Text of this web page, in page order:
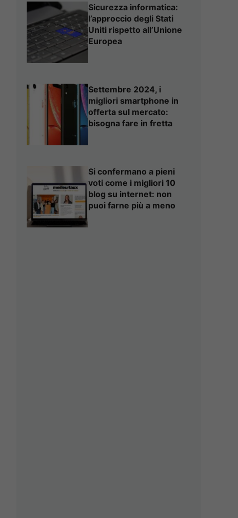
Sicurezza informatica:
l’approccio degli Stati
Uniti rispetto all’Unione
Europea
Settembre 2024, i
migliori smartphone in
offerta sul mercato:
bisogna fare in fretta
Si confermano a pieni
voti come i migliori 10
blog su internet: non
puoi farne più a meno